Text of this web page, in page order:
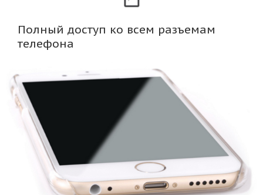
Полный доступ ко всем разъемам
телефона